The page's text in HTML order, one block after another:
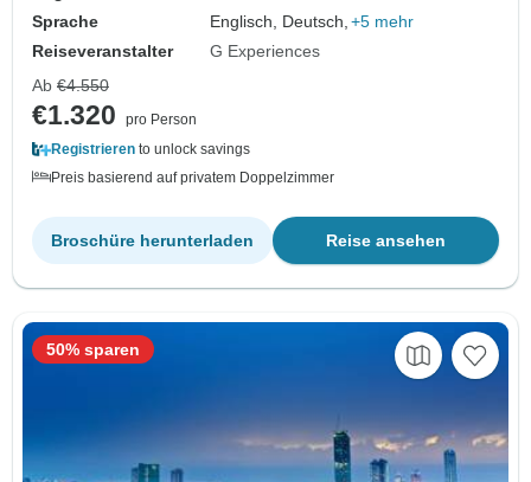
Sprache
Englisch, Deutsch, +5 mehr
Reiseveranstalter
G Experiences
Ab €4.550
€1.320
pro Person
Registrieren to unlock savings
Preis basierend auf privatem Doppelzimmer
Reise ansehen
Broschüre herunterladen
50% sparen